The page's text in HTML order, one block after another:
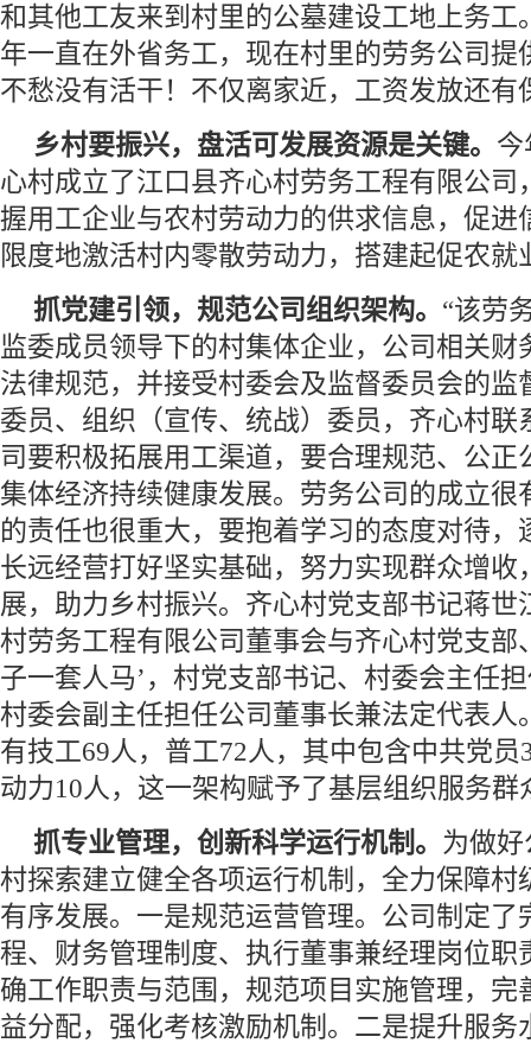
和其他工友来到村里的公墓建设工地上务工
年一直在外省务工，现在村里的劳务公司提
不愁没有活干！不仅离家近，工资发放还有
乡村要振兴，盘活可发展资源是关键。 今
心村成立了江口县齐心村劳务工程有限公司
握用工企业与农村劳动力的供求信息，促进
限度地激活村内零散劳动力，搭建起促农就
抓党建引领，规范公司组织架构。 “该劳
监委成员领导下的村集体企业，公司相关财
法律规范，并接受村委会及监督委员会的监
委员、组织（宣传、统战）委员，齐心村联
司要积极拓展用工渠道，要合理规范、公正
集体经济持续健康发展。劳务公司的成立很
的责任也很重大，要抱着学习的态度对待，
长远经营打好坚实基础，努力实现群众增收
展，助力乡村振兴。齐心村党支部书记蒋世
村劳务工程有限公司董事会与齐心村党支部
子一套人马’，村党支部书记、村委会主任
村委会副主任担任公司董事长兼法定代表人
有技工69人，普工72人，其中包含中共党
动力10人，这一架构赋予了基层组织服务群
抓专业管理，创新科学运行机制。 为做
村探索建立健全各项运行机制，全力保障村
有序发展。一是规范运营管理。公司制定了
程、财务管理制度、执行董事兼经理岗位职
确工作职责与范围，规范项目实施管理，完
益分配，强化考核激励机制。二是提升服务